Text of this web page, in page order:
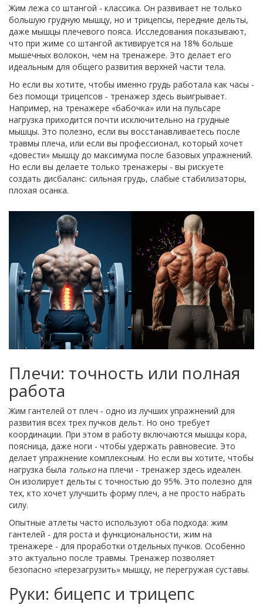
Жим лежа со штангой - классика. Он развивает не только
большую грудную мышцу, но и трицепсы, передние дельты,
даже мышцы плечевого пояса. Исследования показывают,
что при жиме со штангой активируется на 18% больше
мышечных волокон, чем на тренажере. Это делает его
идеальным для общего развития верхней части тела.
Но если вы хотите, чтобы именно грудь работала как часы -
без помощи трицепсов - тренажер здесь выигрывает.
Например, на тренажере «бабочка» или на пульсаре
нагрузка приходится почти исключительно на грудные
мышцы. Это полезно, если вы восстанавливаетесь после
травмы плеча, или если вы профессионал, который хочет
«довести» мышцу до максимума после базовых упражнений.
Но если вы делаете только тренажеры - вы рискуете
создать дисбаланс: сильная грудь, слабые стабилизаторы,
плохая осанка.
Плечи: точность или полная
работа
Жим гантелей от плеч - одно из лучших упражнений для
развития всех трех пучков дельт. Но оно требует
координации. При этом в работу включаются мышцы кора,
поясница, даже ноги - чтобы удержать равновесие. Это
делает упражнение комплексным. Но если вы хотите, чтобы
нагрузка была толькона плечи - тренажер здесь идеален.
Он изолирует дельты с точностью до 95%. Это полезно для
тех, кто хочет улучшить форму плеч, а не просто набрать
силу.
Опытные атлеты часто используют оба подхода: жим
гантелей - для роста и функциональности, жим на
тренажере - для проработки отдельных пучков. Особенно
это актуально после травмы. Тренажер позволяет
безопасно «перезагрузить» мышцу, не перегружая суставы.
Руки: бицепс и трицепс